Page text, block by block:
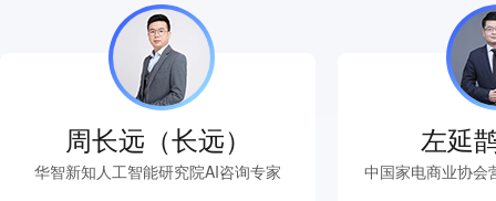
周长远（长远）
华智新知人工智能研究院AI咨询专家
左延
中国家电商业协会